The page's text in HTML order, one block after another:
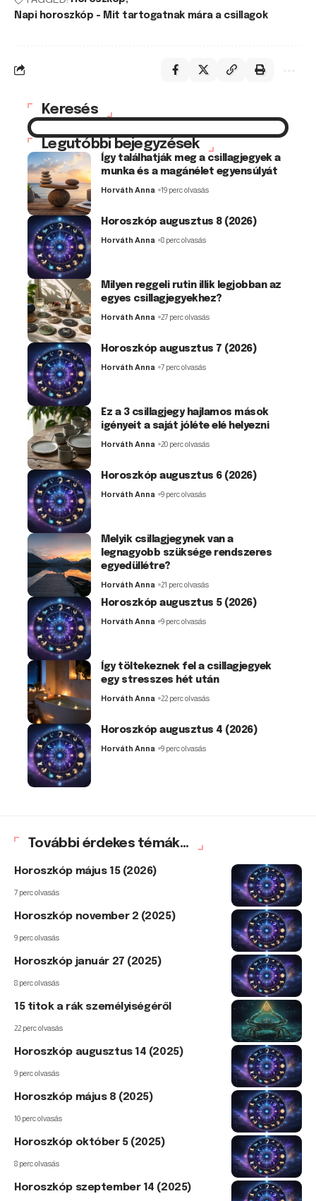
Napi horoszkóp - Mit tartogatnak mára a csillagok
Keresés
Legutóbbi bejegyzések
Így találhatják meg a csillagjegyek a
munka és a magánélet egyensúlyát
Horváth Anna 19 perc olvasás
Horoszkóp augusztus 8 (2026)
Horváth Anna 8 perc olvasás
Milyen reggeli rutin illik legjobban az
egyes csillagjegyekhez?
Horváth Anna 27 perc olvasás
Horoszkóp augusztus 7 (2026)
Horváth Anna 7 perc olvasás
Ez a 3 csillagjegy hajlamos mások
igényeit a saját jóléte elé helyezni
Horváth Anna 20 perc olvasás
Horoszkóp augusztus 6 (2026)
Horváth Anna 9 perc olvasás
Melyik csillagjegynek van a
legnagyobb szüksége rendszeres
egyedüllétre?
Horváth Anna 21 perc olvasás
Horoszkóp augusztus 5 (2026)
Horváth Anna 9 perc olvasás
Így töltekeznek fel a csillagjegyek
egy stresszes hét után
Horváth Anna 22 perc olvasás
Horoszkóp augusztus 4 (2026)
Horváth Anna 9 perc olvasás
További érdekes témák...
Horoszkóp május 15 (2026)
7 perc olvasás
Horoszkóp november 2 (2025)
9 perc olvasás
Horoszkóp január 27 (2025)
8 perc olvasás
15 titok a rák személyiségéről
22 perc olvasás
Horoszkóp augusztus 14 (2025)
9 perc olvasás
Horoszkóp május 8 (2025)
10 perc olvasás
Horoszkóp október 5 (2025)
8 perc olvasás
Horoszkóp szeptember 14 (2025)